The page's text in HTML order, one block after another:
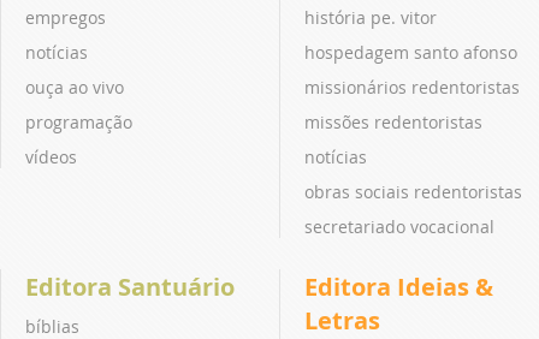
empregos
notícias
ouça ao vivo
programação
vídeos
história pe. vitor
hospedagem santo afonso
missionários redentoristas
missões redentoristas
notícias
obras sociais redentoristas
secretariado vocacional
Editora Santuário
bíblias
Editora Ideias &
Letras